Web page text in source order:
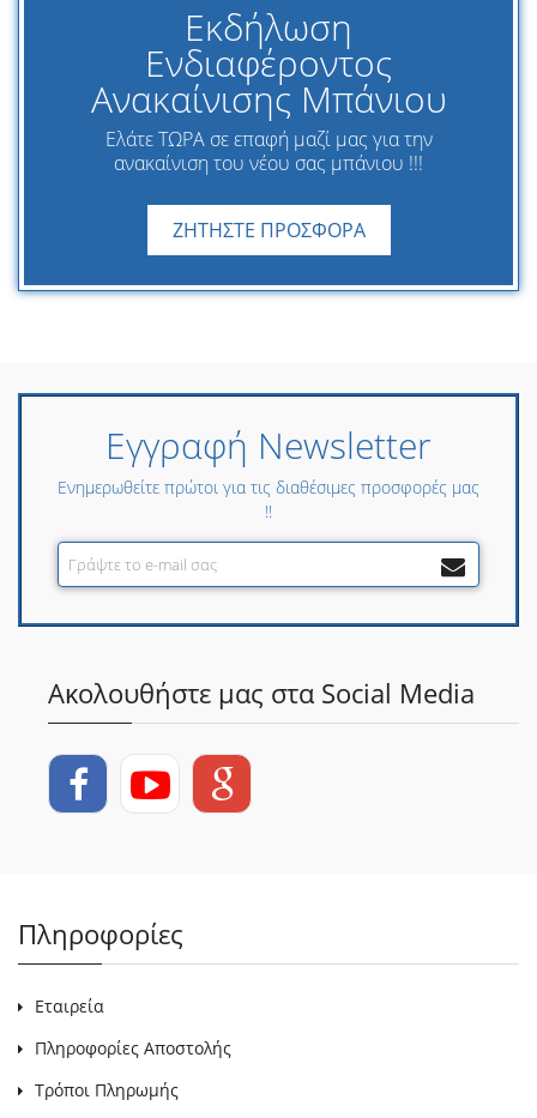
Εκδήλωση
Ενδιαφέροντος
Ανακαίνισης Μπάνιου
Ελάτε ΤΩΡΑ σε επαφή μαζί μας για την
ανακαίνιση του νέου σας μπάνιου !!!
ΖΗΤΗΣΤΕ ΠΡΟΣΦΟΡΑ
Εγγραφή Newsletter
Ενημερωθείτε πρώτοι για τις διαθέσιμες προσφορές μας
!!
Ακολουθήστε μας στα Social Media
Πληροφορίες
Εταιρεία
Πληροφορίες Αποστολής
Τρόποι Πληρωμής